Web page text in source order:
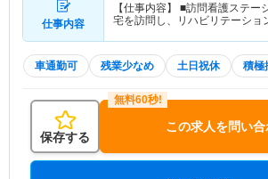
仕事内容
【仕事内容】 ■訪問看護ステー
宅を訪問し、リハビリテーシ
車通勤可 残業少なめ 土日祝休 積極
保存する
この求人を問い合